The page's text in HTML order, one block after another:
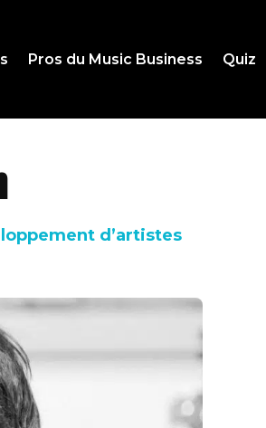
Pros du Music Business Quiz
d’artistes